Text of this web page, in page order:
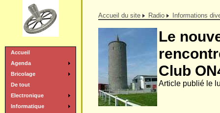
Accueil du site Radio Informations
Le
Club
Article publié le
Accueil
Agenda
Bricolage
De tout
Electronique
Informatique